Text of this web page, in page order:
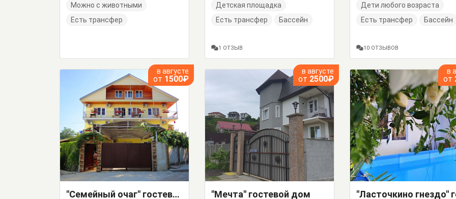
Можно с животными
Есть трансфер
Детская площадка
Есть трансфер
Бассейн
1 ОТЗЫВ
Дети любого возраста
Есть трансфер
Бассейн
10 ОТЗЫВОВ
в августе
от 1500₽
"Семейный очаг" гостевой дом
в августе
от 2500₽
"Мечта" гостевой дом
в
от